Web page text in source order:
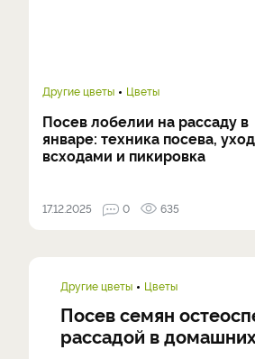
Другие цветы Цветы
Посев лобелии на рассаду в
январе: техника посева,
всходами и пикировка
17.12.2025 0 635
Другие цветы Цветы
Посев семян
рассадой в